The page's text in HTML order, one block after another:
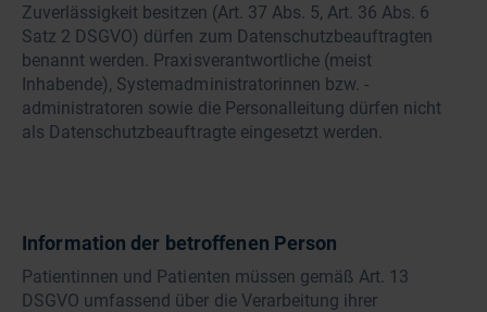
Zuverlässigkeit besitzen (Art. 37 Abs. 5, Art. 36 Abs. 6
Satz 2 DSGVO) dürfen zum Datenschutzbeauftragten
benannt werden. Praxisverantwortliche (meist
Inhabende), Systemadministratorinnen bzw. -
administratoren sowie die Personalleitung dürfen nicht
als Datenschutzbeauftragte eingesetzt werden.
Information der betroffenen Person
Patientinnen und Patienten müssen gemäß Art. 13
DSGVO umfassend über die Verarbeitung ihrer